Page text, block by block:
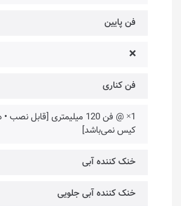
فن پایین
❌
فن کناری
1× @ فن 120 میلیمتری [قابل
کیس نمی‌باشد]
خنک کننده آبی
خنک کننده آبی جلویی